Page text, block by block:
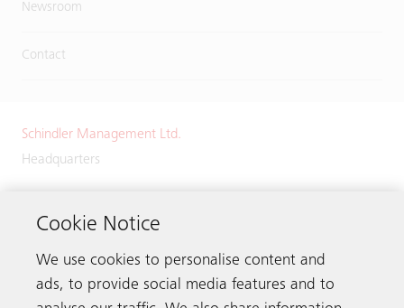
Newsroom
Contact
Schindler Management Ltd.
Headquarters
6030 Ebikon
Cookie Notice
We use cookies to personalise content and
ads, to provide social media features and to